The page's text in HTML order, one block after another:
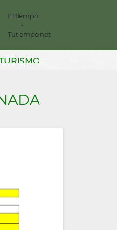
El tiempo
-
Tutiempo.net